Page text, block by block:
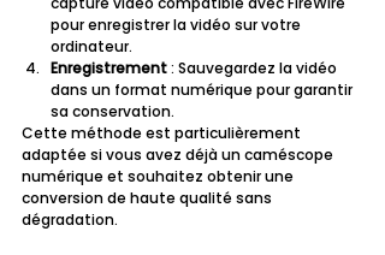
pour enregistrer la vidéo sur votre
ordinateur.
Enregistrement : Sauvegardez la vidéo
dans un format numérique pour garantir
sa conservation.
Cette méthode est particulièrement
adaptée si vous avez déjà un caméscope
numérique et souhaitez obtenir une
conversion de haute qualité sans
dégradation.